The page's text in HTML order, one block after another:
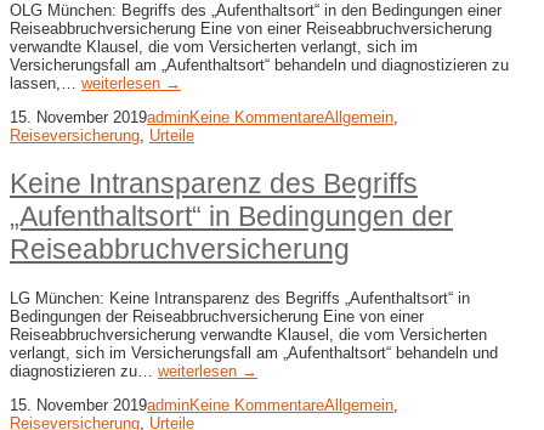
OLG München: Begriffs des „Aufenthaltsort“ in den Bedingungen einer
Reiseabbruchversicherung Eine von einer Reiseabbruchversicherung
verwandte Klausel, die vom Versicherten verlangt, sich im
Versicherungsfall am „Aufenthaltsort“ behandeln und diagnostizieren zu
lassen,… weiterlesen →
15. November 2019adminKeine KommentareAllgemein,
Reiseversicherung, Urteile
Keine Intransparenz des Begriffs
„Aufenthaltsort“ in Bedingungen der
Reiseabbruchversicherung
LG München: Keine Intransparenz des Begriffs „Aufenthaltsort“ in
Bedingungen der Reiseabbruchversicherung Eine von einer
Reiseabbruchversicherung verwandte Klausel, die vom Versicherten
verlangt, sich im Versicherungsfall am „Aufenthaltsort“ behandeln und
diagnostizieren zu… weiterlesen →
15. November 2019adminKeine KommentareAllgemein,
Reiseversicherung, Urteile